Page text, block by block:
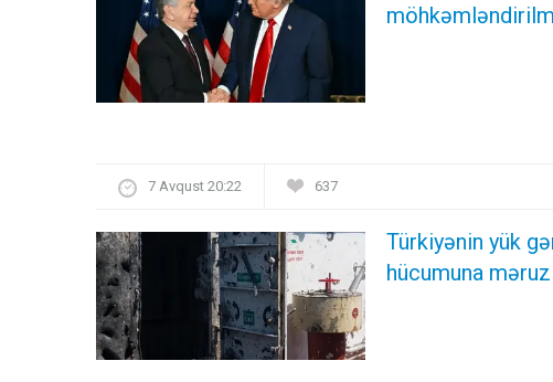
7 Avqust 20:22 637
Türkiyənin yük
hücumuna məruz